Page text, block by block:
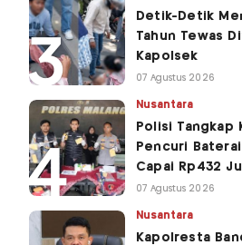
Detik-Detik
Tahun Tewas
Kapolsek
07 Agustus 2026
Nusantara
Polisi Tangkap
Pencuri
Capai Rp432
07 Agustus 2026
Nusantara
Kapolresta